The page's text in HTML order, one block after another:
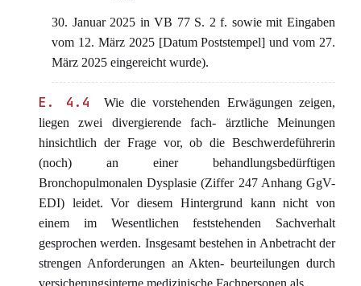
30. Januar 2025 in VB 77 S. 2 f. sowie mit Eingaben
vom 12. März 2025 [Datum Poststempel] und vom 27.
März 2025 eingereicht wurde).
E. 4.4
Wie die vorstehenden Erwägungen zeigen,
liegen zwei divergierende fach- ärztliche Meinungen
hinsichtlich der Frage vor, ob die Beschwerdeführerin
(noch) an einer behandlungsbedürftigen
Bronchopulmonalen Dysplasie (Ziffer 247 Anhang GgV-
EDI) leidet. Vor diesem Hintergrund kann nicht von
einem im Wesentlichen feststehenden Sachverhalt
gesprochen werden. Insgesamt bestehen in Anbetracht der
strengen Anforderungen an Akten- beurteilungen durch
versicherungsinterne medizinische Fachpersonen als